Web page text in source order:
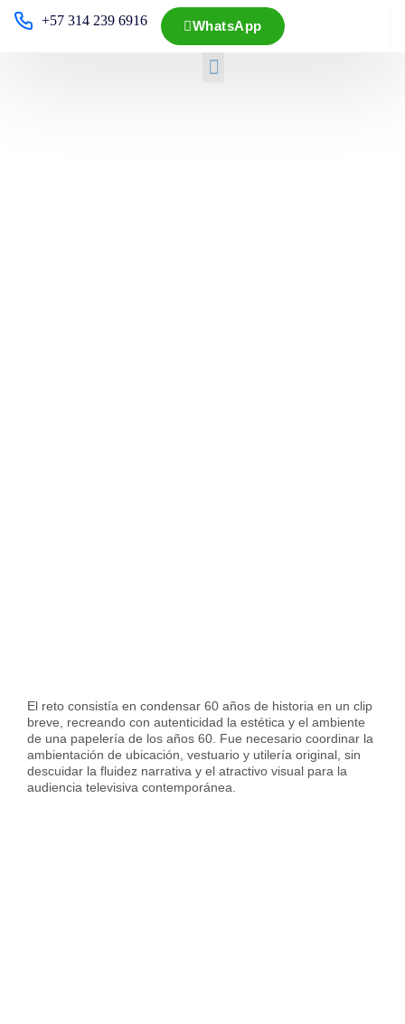
+57 314 239 6916 WhatsApp
El reto consistía en condensar 60 años de historia en un clip
breve, recreando con autenticidad la estética y el ambiente
de una papelería de los años 60. Fue necesario coordinar la
ambientación de ubicación, vestuario y utilería original, sin
descuidar la fluidez narrativa y el atractivo visual para la
audiencia televisiva contemporánea.